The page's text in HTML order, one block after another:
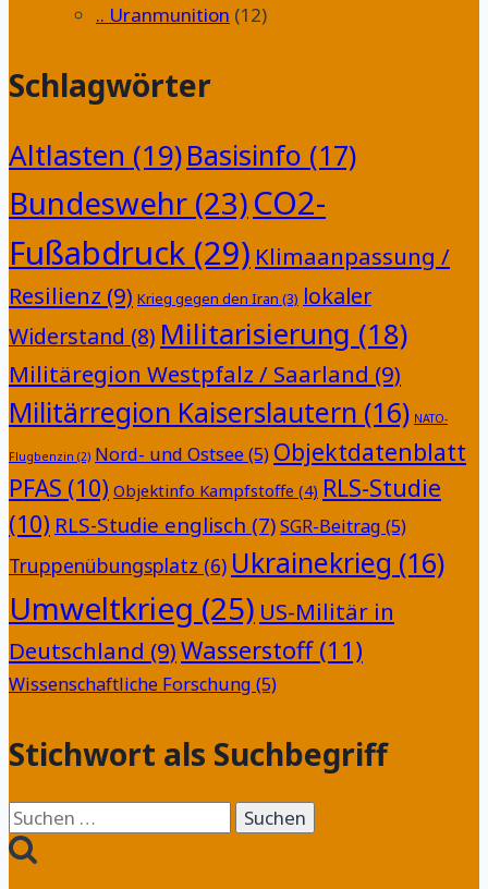
.. Uranmunition (12)
Schlagwörter
Altlasten (19)Basisinfo (17)
Bundeswehr (23)CO2-
Fußabdruck (29) Klimaanpassung /
Resilienz (9) Krieg gegen den Iran (3) lokaler
Widerstand (8) Militarisierung (18)
Militäregion Westpfalz / Saarland (9)
Militärregion Kaiserslautern (16) NATO-
Flugbenzin (2) Nord- und Ostsee(5) Objektdatenblatt
PFAS (10) Objektinfo Kampfstoffe (4) RLS-Studie
(10) RLS-Studie englisch (7)SGR-Beitrag (5)
Truppenübungsplatz (6) Ukrainekrieg (16)
Umweltkrieg (25) US-Militär in
Deutschland (9)Wasserstoff(11)
Wissenschaftliche Forschung (5)
Stichwort als Suchbegriff
Suchen
nach: